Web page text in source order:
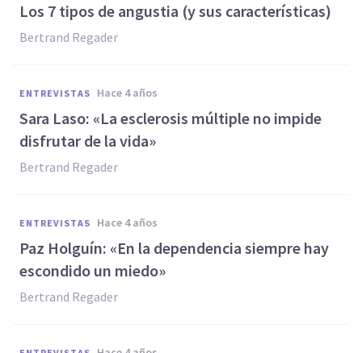
Los 7 tipos de angustia (y sus características)
Bertrand Regader
ENTREVISTAS hace 4 años
Sara Laso: «La esclerosis múltiple no impide
disfrutar de la vida»
Bertrand Regader
ENTREVISTAS hace 4 años
Paz Holguín: «En la dependencia siempre hay
escondido un miedo»
Bertrand Regader